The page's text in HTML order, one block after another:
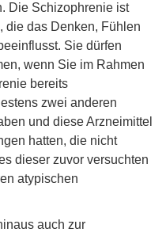
Die Schizophrenie ist
die das Denken, Fühlen
Sie dürfen
wenn Sie im Rahmen
bereits
zwei anderen
und diese Arzneimittel
hatten, die nicht
dieser zuvor versuchten
atypischen
auch zur